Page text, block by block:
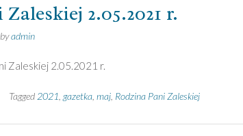
2.05.2021 r.
byadmin
Zaleskiej 2.05.2021 r.
Tagged 2021 gazetka, maj, Rodzina Pani Zaleskiej